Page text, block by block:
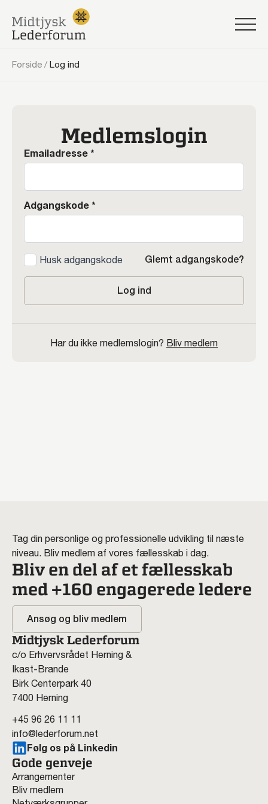
Forside / Log ind
Medlemslogin
Emailadresse *
Adgangskode *
Husk adgangskode Glemt adgangskode?
Log ind
Har du ikke medlemslogin? Bliv medlem
Tag din personlige og professionelle udvikling til næste
niveau. Bliv medlem af vores fællesskab i dag.
Bliv en del af et fællesskab
med +160 engagerede ledere
Ansøg og bliv medlem
Midtjysk Lederforum
c/o Erhvervsrådet Herning &
Ikast-Brande
Birk Centerpark 40
7400 Herning
+45 96 26 11 11
info@lederforum.net
Følg os på Linkedin
Gode genveje
Arrangementer
Bliv medlem